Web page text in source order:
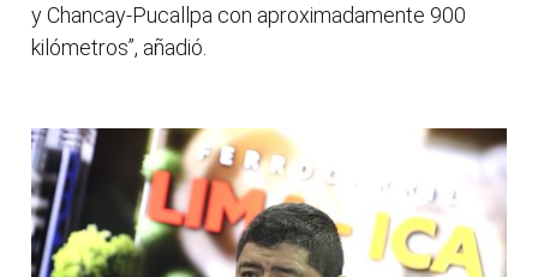
y Chancay-Pucallpa con aproximadamente 900
kilómetros”, añadió.